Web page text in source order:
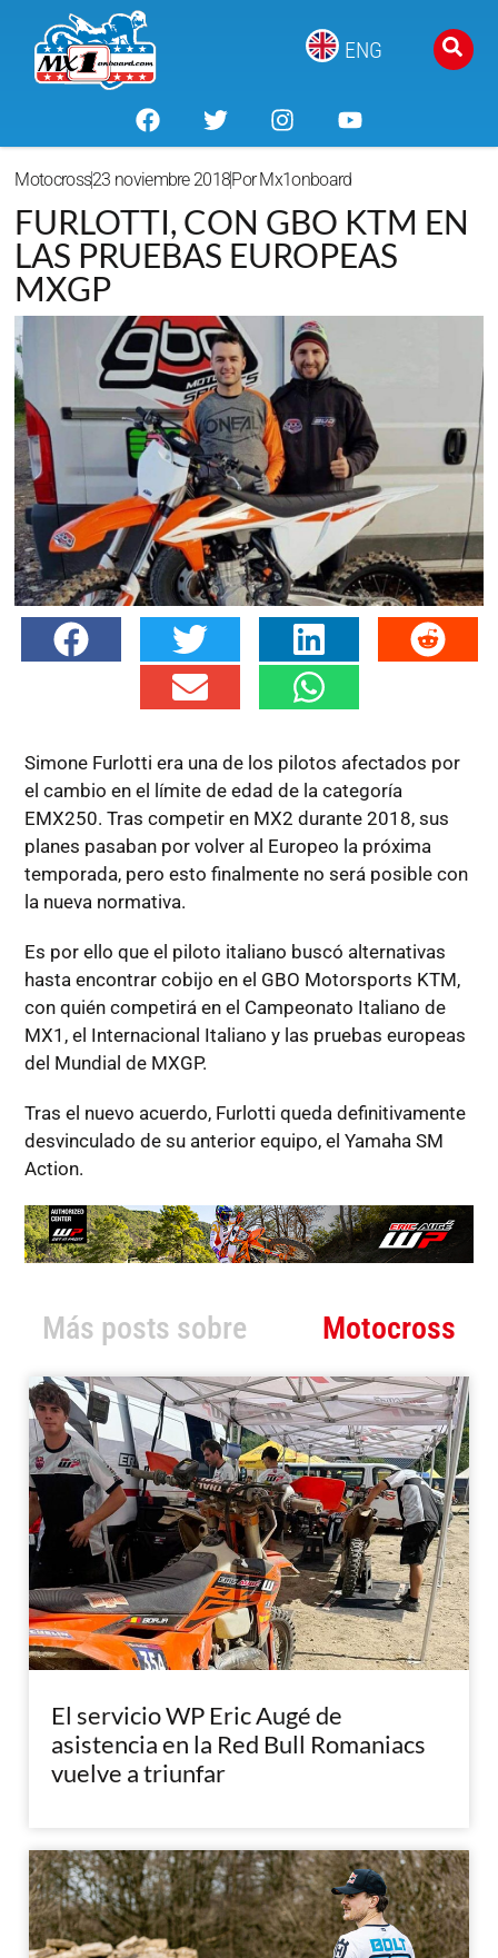
ENG
Motocross23 noviembre 2018PorMx1onboard
FURLOTTI, CON GBO KTM EN
LAS PRUEBAS EUROPEAS
MXGP
Simone Furlotti era una de los pilotos afectados por
el cambio en el límite de edad de la categoría
EMX250. Tras competir en MX2 durante 2018, sus
planes pasaban por volver al Europeo la próxima
temporada, pero esto finalmente no será posible con
la nueva normativa.
Es por ello que el piloto italiano buscó alternativas
hasta encontrar cobijo en el GBO Motorsports KTM,
con quién competirá en el Campeonato Italiano de
MX1, el Internacional Italiano y las pruebas europeas
del Mundial de MXGP.
Tras el nuevo acuerdo, Furlotti queda definitivamente
desvinculado de su anterior equipo, el Yamaha SM
Action.
Más posts sobre Motocross
El servicio WP Eric Augé de
asistencia en la Red Bull Romaniacs
vuelve a triunfar